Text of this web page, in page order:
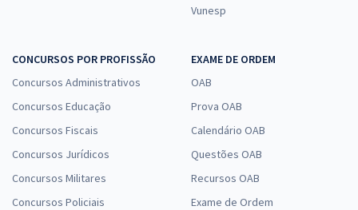
Vunesp
CONCURSOS POR PROFISSÃO
Concursos Administrativos
Concursos Educação
Concursos Fiscais
Concursos Jurídicos
Concursos Militares
Concursos Policiais
EXAME DE ORDEM
OAB
Prova OAB
Calendário OAB
Questões OAB
Recursos OAB
Exame de Ordem